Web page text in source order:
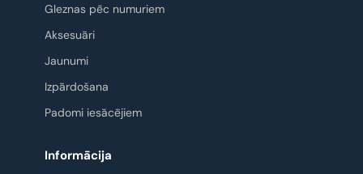
Gleznas pēc numuriem
Aksesuāri
Jaunumi
Izpārdošana
Padomi iesācējiem
Informācija